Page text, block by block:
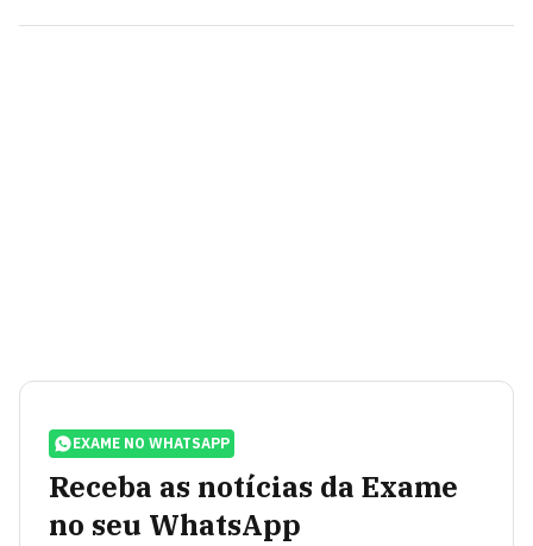
EXAME NO WHATSAPP
Receba as notícias da Exame
no seu WhatsApp